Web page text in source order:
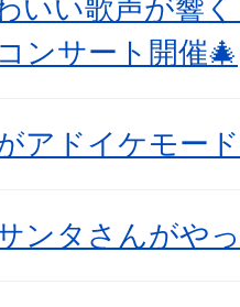
いい歌声が響
ンサート開催🎄
アドイケモー
ンタさんがや